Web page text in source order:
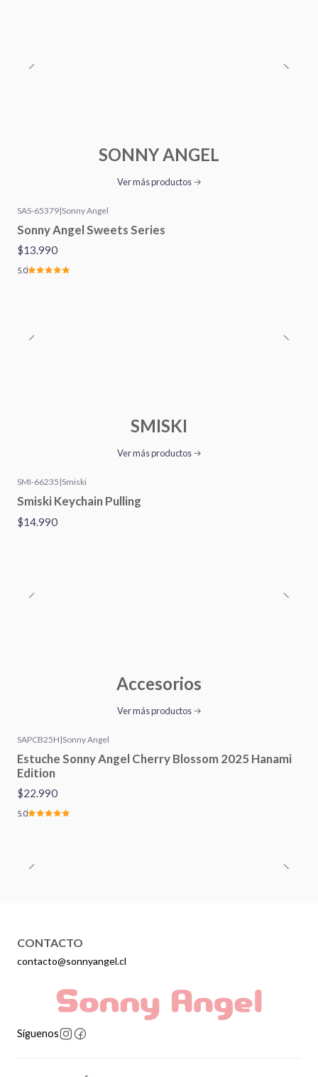
SONNY ANGEL
Ver más productos
SAS-65379|Sonny Angel
Sonny Angel Sweets Series
$13.990
5.0
SMISKI
Ver más productos
SMI-66235 |Smiski
Smiski Keychain Pulling
$14.990
Accesorios
Ver más productos
SAPCB25H |Sonny Angel
Estuche Sonny Angel Cherry Blossom 2025 Hanami
Edition
$22.990
5.0
CONTACTO
contacto@sonnyangel.cl
Síguenos